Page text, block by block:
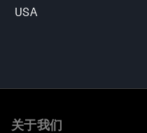
USA
关于我们